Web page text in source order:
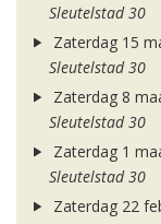
Sleutelstad 30
Zaterdag 15
Sleutelstad 30
Zaterdag 8
Sleutelstad 30
Zaterdag 1
Sleutelstad 30
Zaterdag 22